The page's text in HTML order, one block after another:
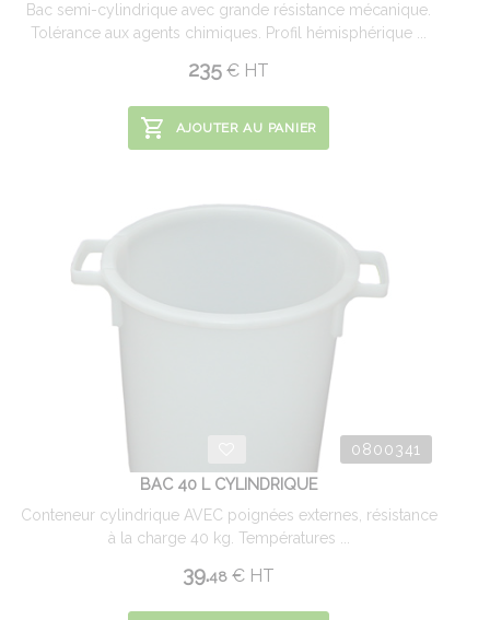
Bac semi-cylindrique avec grande résistance mécanique.
Tolérance aux agents chimiques. Profil hémisphérique ...
235 € HT
AJOUTER AU PANIER
0800341
BAC 40 L CYLINDRIQUE
Conteneur cylindrique AVEC poignées externes, résistance
à la charge 40 kg. Températures ...
39.48 € HT